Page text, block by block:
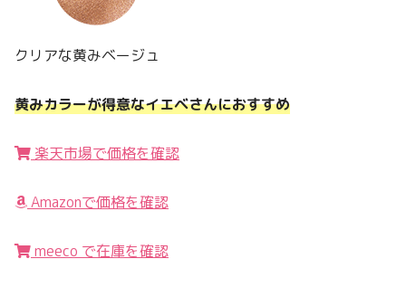
クリアな黄みベージュ
黄みカラーが得意なイエベさんにおすすめ
楽天市場で価格を確認
Amazonで価格を確認
meeco で在庫を確認